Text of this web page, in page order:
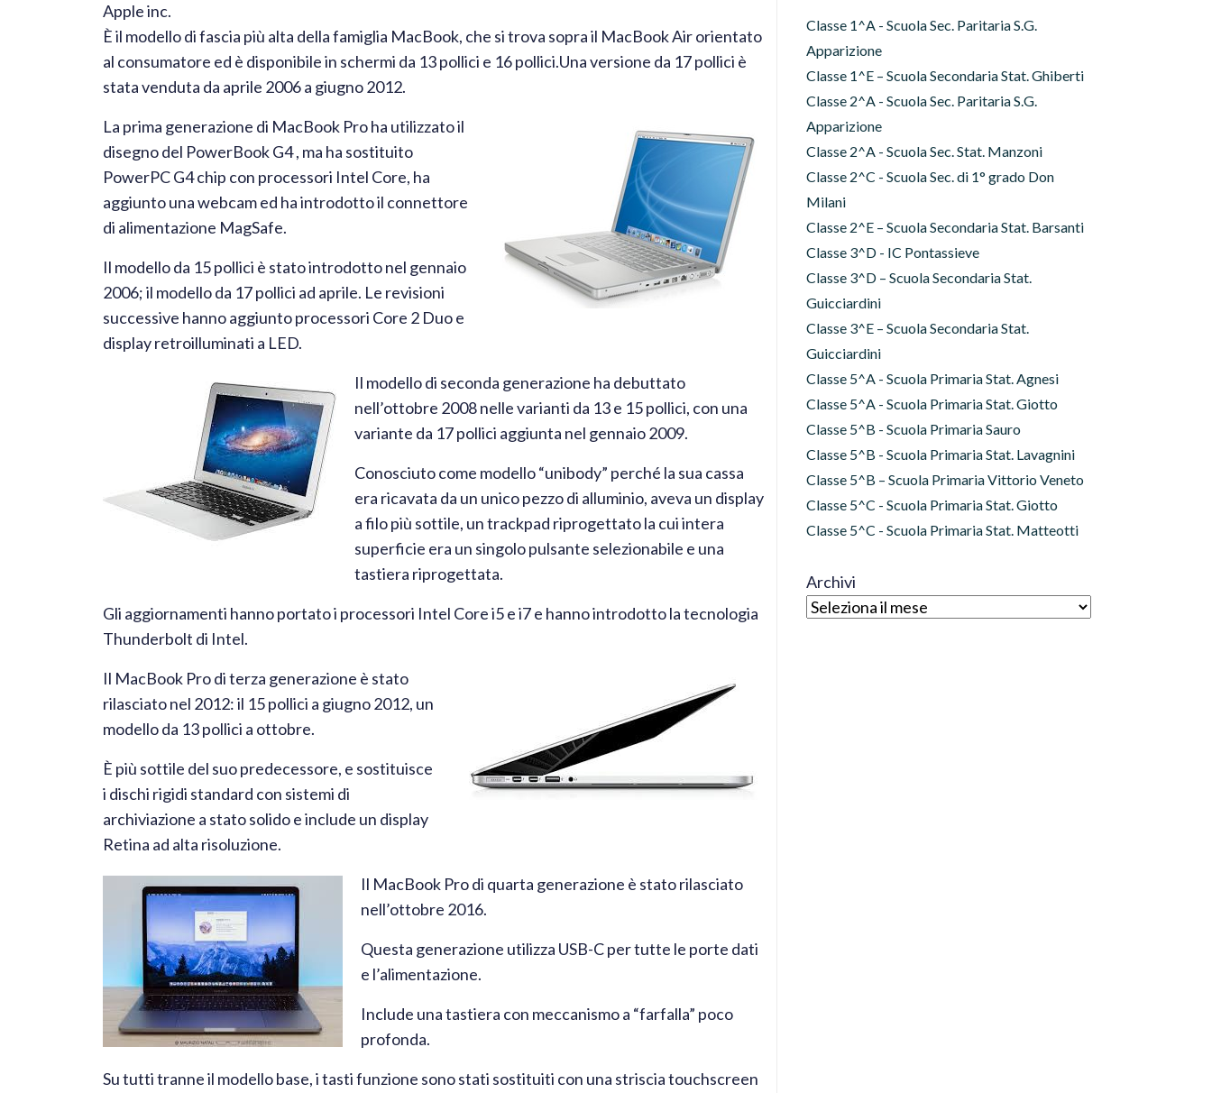
Apple inc.
È il modello di fascia più alta della famiglia MacBook, che si trova sopra il MacBook Air orientato
al consumatore ed è disponibile in schermi da 13 pollici e 16 pollici.Una versione da 17 pollici è
stata venduta da aprile 2006 a giugno 2012.
La prima generazione di MacBook Pro ha utilizzato il
disegno del PowerBook G4 , ma ha sostituito
PowerPC G4 chip con processori Intel Core, ha
aggiunto una webcam ed ha introdotto il connettore
di alimentazione MagSafe.
Il modello da 15 pollici è stato introdotto nel gennaio
2006; il modello da 17 pollici ad aprile. Le revisioni
successive hanno aggiunto processori Core 2 Duo e
display retroilluminati a LED.
Il modello di seconda generazione ha debuttato
nell’ottobre 2008 nelle varianti da 13 e 15 pollici, con una
variante da 17 pollici aggiunta nel gennaio 2009.
Conosciuto come modello “unibody” perché la sua cassa
era ricavata da un unico pezzo di alluminio, aveva un display
a filo più sottile, un trackpad riprogettato la cui intera
superficie era un singolo pulsante selezionabile e una
tastiera riprogettata.
Gli aggiornamenti hanno portato i processori Intel Core i5 e i7 e hanno introdotto la tecnologia
Thunderbolt di Intel.
Il MacBook Pro di terza generazione è stato
rilasciato nel 2012: il 15 pollici a giugno 2012, un
modello da 13 pollici a ottobre.
È più sottile del suo predecessore, e sostituisce
i dischi rigidi standard con sistemi di
archiviazione a stato solido e include un display
Retina ad alta risoluzione.
Il MacBook Pro di quarta generazione è stato rilasciato
nell’ottobre 2016.
Questa generazione utilizza USB-C per tutte le porte dati
e l’alimentazione.
Include una tastiera con meccanismo a “farfalla” poco
profonda.
Su tutti tranne il modello base, i tasti funzione sono stati sostituiti con una striscia touchscreen
Classe 1^A - Scuola Sec. Paritaria S.G.
Apparizione
Classe 1^E – Scuola Secondaria Stat. Ghiberti
Classe 2^A - Scuola Sec. Paritaria S.G.
Apparizione
Classe 2^A - Scuola Sec. Stat. Manzoni
Classe 2^C - Scuola Sec. di 1° grado Don
Milani
Classe 2^E – Scuola Secondaria Stat. Barsanti
Classe 3^D - IC Pontassieve
Classe 3^D – Scuola Secondaria Stat.
Guicciardini
Classe 3^E – Scuola Secondaria Stat.
Guicciardini
Classe 5^A - Scuola Primaria Stat. Agnesi
Classe 5^A - Scuola Primaria Stat. Giotto
Classe 5^B - Scuola Primaria Sauro
Classe 5^B - Scuola Primaria Stat. Lavagnini
Classe 5^B – Scuola Primaria Vittorio Veneto
Classe 5^C - Scuola Primaria Stat. Giotto
Classe 5^C - Scuola Primaria Stat. Matteotti
Archivi